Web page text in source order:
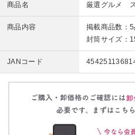
商品名 厳選グルメ
商品内容
掲載商品数：
封筒サイズ：
JANコード